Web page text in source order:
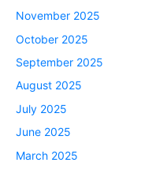
November 2025
October 2025
September 2025
August 2025
July 2025
June 2025
March 2025